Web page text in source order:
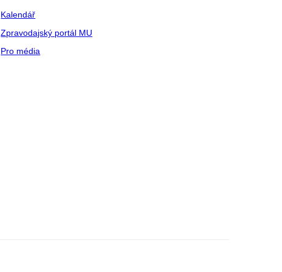
Kalendář
Zpravodajský portál MU
Pro média